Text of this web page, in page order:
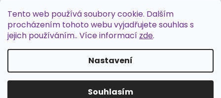
Tento web používá soubory cookie. Dalším
procházením tohoto webu vyjadřujete souhlas s
jejich používáním.. Více informací zde.
Nastavení
Souhlasím
Dorties. Všechna práva vyhrazena.